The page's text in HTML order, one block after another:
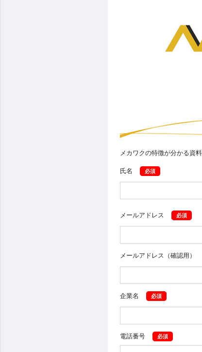
メカワクの特徴が分かる資
氏名
メ
ル
ア
ド
レ
メールアドレス
メールアドレス（確認用）
企業名
電話番号